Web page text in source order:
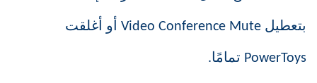
بتعطيل Video Conference Mute أو أغلقت
PowerToys تمامًا.